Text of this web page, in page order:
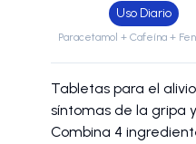
Uso Diario
Paracetamol + Cafeína +
Tabletas para el
síntomas de la gripa
Combina 4